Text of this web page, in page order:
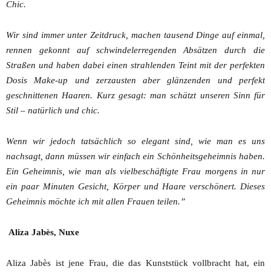
Chic.
Wir sind immer unter Zeitdruck, machen tausend Dinge auf einmal,
rennen gekonnt auf schwindelerregenden Absätzen durch die
Straßen und haben dabei einen strahlenden Teint mit der perfekten
Dosis Make-up und zerzausten aber glänzenden und perfekt
geschnittenen Haaren. Kurz gesagt: man schätzt unseren Sinn für
Stil – natürlich und chic.
Wenn wir jedoch tatsächlich so elegant sind, wie man es uns
nachsagt, dann müssen wir einfach ein Schönheitsgeheimnis haben.
Ein Geheimnis, wie man als vielbeschäftigte Frau morgens in nur
ein paar Minuten Gesicht, Körper und Haare verschönert. Dieses
Geheimnis möchte ich mit allen Frauen teilen.”
Aliza Jabès, Nuxe
Aliza Jabès ist jene Frau, die das Kunststück vollbracht hat, ein